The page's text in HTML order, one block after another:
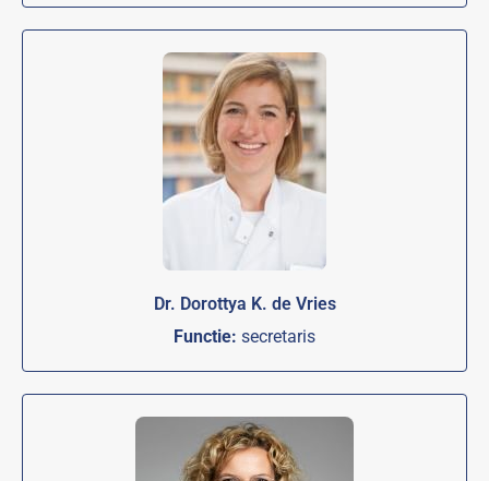
Dr. Dorottya K. de Vries
Functie: secretaris